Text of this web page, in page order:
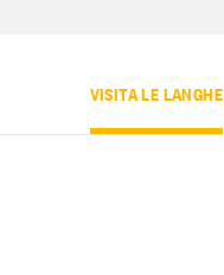
VISITA LE LANGHE